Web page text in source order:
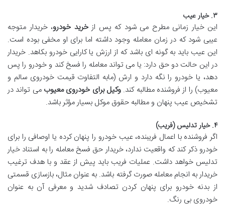
۳. خیار عیب
این خیار زمانی مطرح می شود که پس ازخرید خودرو، خریدار متوجه
عیبی شود که در زمان معامله وجود داشته اما برای او مخفی بوده است.
این عیب باید به گونه ای باشد که از ارزش یا کارایی خودرو بکاهد. خریدار
در این حالت دو حق دارد: یا می تواند معامله را فسخ کند و خودرو را پس
دهد، یا خودرو را نگه دارد و ارش (مابه التفاوت قیمت خودروی سالم و
معیوب) را از فروشنده مطالبه کند. وکیل برای خودروی معیوب می تواند در
تشخیص عیب پنهان و مطالبه حقوق موکل بسیار مؤثر باشد.
۴. خیار تدلیس (فریب)
اگر فروشنده با اعمال فریبنده، عیب خودرو را پنهان کرده یا اوصافی را برای
خودرو ذکر کند که واقعیت ندارد، خریدار حق فسخ معامله را به استناد خیار
تدلیس خواهد داشت. عملیات فریب باید پیش از عقد و با هدف ترغیب
خریدار به انجام معامله صورت گرفته باشد. به عنوان مثال، بازسازی قسمتی
از بدنه خودرو برای پنهان کردن تصادف شدید و معرفی آن به عنوان
خودروی بی رنگ.